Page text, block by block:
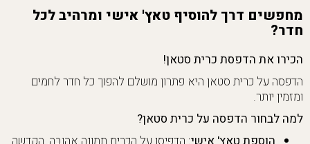
מחפשים דרך להוסיף טאץ' אישי ומרהיב לכל
חדר?
הכירו את הדפסת כרית סטאן!
הדפסה על כרית סטאן היא פתרון מושלם להפוך כל חדר לחמים
ומזמין יותר.
למה לבחור הדפסה על כרית סטאן?